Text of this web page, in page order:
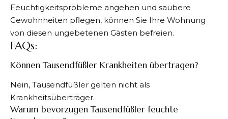
Feuchtigkeitsprobleme angehen und saubere
Gewohnheiten pflegen, können Sie Ihre Wohnung
von diesen ungebetenen Gästen befreien.
FAQs:
Können Tausendfüßler Krankheiten übertragen?
Nein, Tausendfüßler gelten nicht als
Krankheitsüberträger.
Warum bevorzugen Tausendfüßler feuchte